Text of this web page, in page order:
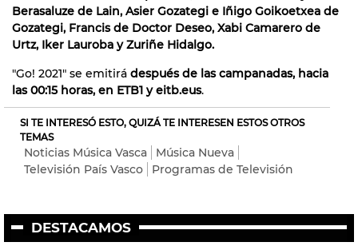
Berasaluze de Lain, Asier Gozategi e Iñigo Goikoetxea de
Gozategi, Francis de Doctor Deseo, Xabi Camarero de
Urtz, Iker Lauroba y Zuriñe Hidalgo.
"Go! 2021" se emitirá después de las campanadas, hacia
las 00:15 horas, en ETB1 y eitb.eus.
SI TE INTERESÓ ESTO, QUIZÁ TE INTERESEN ESTOS OTROS
TEMAS
Noticias Música Vasca
Música Nueva
Televisión País Vasco
Programas de Televisión
DESTACAMOS